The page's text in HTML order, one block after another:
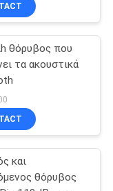
θόρυβος που
τα ακουστικά
και
θόρυβος